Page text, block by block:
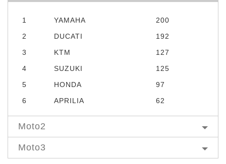
1 YAMAHA
200
2
DUCATI
192
3
KTM
127
4
SUZUKI
125
5
HONDA
97
6
APRILIA 62
Moto2
Moto3